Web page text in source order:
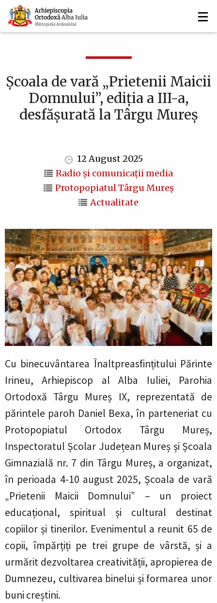
Mergi
la
conţinutul
Navigare
principală
Școala de vară „Prietenii Maicii
Domnului”, ediția a III-a,
desfășurată la Târgu Mureș
12 August 2025
Radio și comunicații media
Protopopiatul Târgu Mureş
Actualitate
Cu binecuvântarea Înaltpreasfințitului Părinte
Irineu, Arhiepiscop al Alba Iuliei, Parohia
Ortodoxă Târgu Mureș IX, reprezentată de
părintele paroh Daniel Bexa, în parteneriat cu
Protopopiatul Ortodox Târgu Mureș,
Inspectoratul Școlar Județean Mureș și Școala
Gimnazială nr. 7 din Târgu Mureș, a organizat,
în perioada 4-10 august 2025, Școala de vară
„Prietenii Maicii Domnului” – un proiect
educațional, spiritual și cultural destinat
copiilor și tinerilor. Evenimentul a reunit 65 de
copii, împărțiți pe trei grupe de vârstă, și a
urmărit dezvoltarea creativității, apropierea de
Dumnezeu, cultivarea binelui și formarea unor
buni creștini.